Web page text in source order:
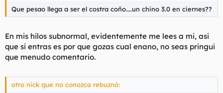
Que pesao llega a ser el costra coño....un chino 3.0 en ciernes??
En mis hilos subnormal, evidentemente me lees a mi, asi
que si entras es por que gozas cual enano, no seas pringui
que menudo comentario.
otro nick que no conozco rebuznó: